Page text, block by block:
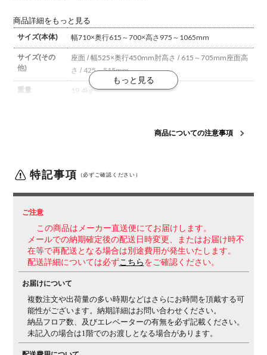
商品詳細をもっと見る
サイズ(本体)
幅710×奥行615～700×高さ975～1065mm
サイズ(その
他)
座面 / 幅525×奥行450mm肘高さ / 615～705mm座面高
さ / 425～515mm
重量 19.4kg
肘 / アルミダイカスト(磨き仕上
フレームカラ
ー
背
クッション
固定肘
脚 キャスター脚
機能・特徴 ・ガス圧昇降式・グライディング・メカ2層のメカの
組み合わせにより体のどんな動きにも追随。 ブラン
コのようにゆらゆらと揺れては戻る動きで、
商品についての注意事項
特記事項 （必ずご確認ください）
ご注意
この商品はメーカー直送便にてお届けします。
メールでの納期確定後の配送日時変更、またはお届け時不
在等で再配送となる場合は別途費用が発生いたします。
配送詳細については必ずこちら をご確認ください。
お届けについて
複数注文や出荷量の多い時期などはさらにお時間を頂戴する可
能性がございます。納期詳細はお問い合わせください。
納品フロア数、及びエレベーターの有無を必ず記載ください。
未記入の場合は1階でのお渡しとなる場合があります。